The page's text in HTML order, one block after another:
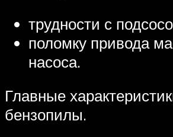
трудности с
поломку привода
насоса.
Главные
бензопилы.